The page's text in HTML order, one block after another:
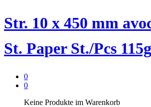
Str. 10 x 450 mm
St. Paper St./Pcs 115g
0
0
Keine Produkte im Warenkorb